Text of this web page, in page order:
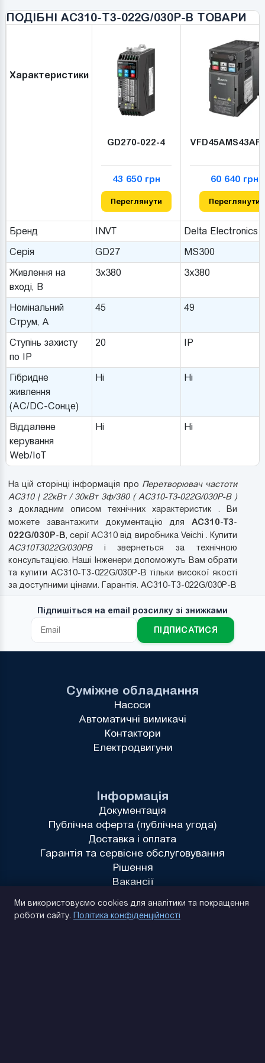
ПОДІБНІ AC310-T3-022G/030P-B ТОВАРИ
Характеристики
GD270-022-4
43 650 грн
Переглянути
60 640 грн
Переглянути
Бренд INVT
Delta Electronics
Серія
GD27
MS300
Живлення на
вході, В
3x380 3x380
Номінальний
Струм, A
45 49
Ступінь захисту
по IP
20 IP
Гібридне
живлення
(AC/DC-Сонце)
Ні Ні
Віддалене
керування
Web/IoT
Ні Ні
На цій сторінці інформація про Перетворювач частоти
AC310 | 22кВт / 30кВт 3ф/380 ( AC310-T3-022G/030P-B )
з докладним описом технічних характеристик . Ви
можете завантажити документацію дляAC310-T3-
022G/030P-B, серії AC310 від виробника Veichi . Купити
AC310T3022G/030PBі звернеться за технічною
консультацією. Наші Інженери допоможуть Вам обрати
та купити AC310-T3-022G/030P-B тільки високої якості
за доступними цінами. Гарантія. AC310-T3-022G/030P-B
Підпишіться на email розсилку зі знижками
ПІДПИСАТИСЯ
Інформація
Документація
Публічна оферта (публічна угода)
Доставка і оплата
Гарантія та сервісне обслуговування
Рішення
Вакансії
Суміжне обладнання
Насоси
Автоматичні вимикачі
Контактори
Електродвигуни
Ми використовуємо cookies для аналітики та покращення
роботи сайту. Політика конфіденційності